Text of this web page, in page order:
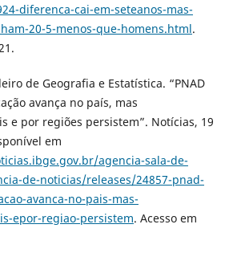
diferenca-cai-em-seteanos-mas-
20-5-menos-que-homens.html.
de Geografia e Estatística. “PNAD
avança no país, mas
e por regiões persistem”. Notícias, 19
em
agencia-sala-de-
de-noticias/releases/24857-pnad-
avanca-no-pais-mas-
epor-regiao-persistem. Acesso em